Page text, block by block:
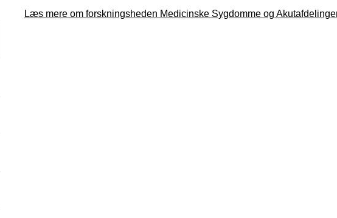
Læs mere om forskningsheden Medicinske Sygdomme og